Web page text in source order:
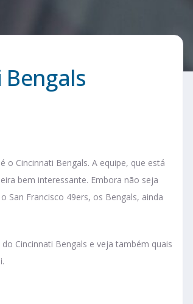
Cincinnati Bengals. A equipe, que está
bem interessante. Embora não seja
Francisco 49ers, os Bengals, ainda
Cincinnati Bengals e veja também quais